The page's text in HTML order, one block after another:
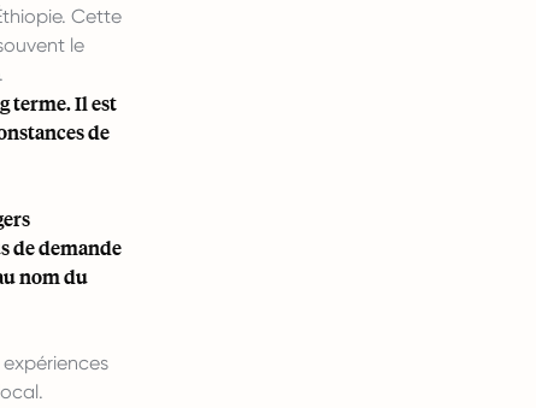
Cette
le
terme. Il est
de
de demande
nom du